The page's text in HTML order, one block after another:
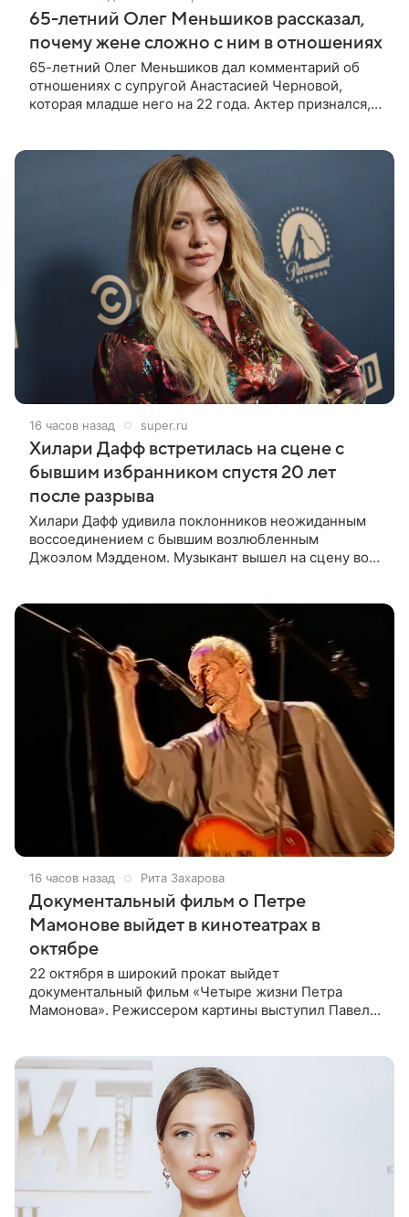
65-летний Олег Меньшиков рассказал,
почему жене сложно с ним в отношениях
65-летний Олег Меньшиков дал комментарий об
отношениях с супругой Анастасией Черновой,
которая младше него на 22 года. Актер признался,
16 часов назад super.ru
Хилари Дафф встретилась на сцене с
бывшим избранником спустя 20 лет
после разрыва
Хилари Дафф удивила поклонников неожиданным
воссоединением с бывшим возлюбленным
Джоэлом Мэдденом. Музыкант вышел на сцену во
16 часов назад Рита Захарова
Документальный фильм о Петре
Мамонове выйдет в кинотеатрах в
октябре
22 октября в широкий прокат выйдет
документальный фильм «Четыре жизни Петра
Мамонова». Режиссером картины выступил Павел